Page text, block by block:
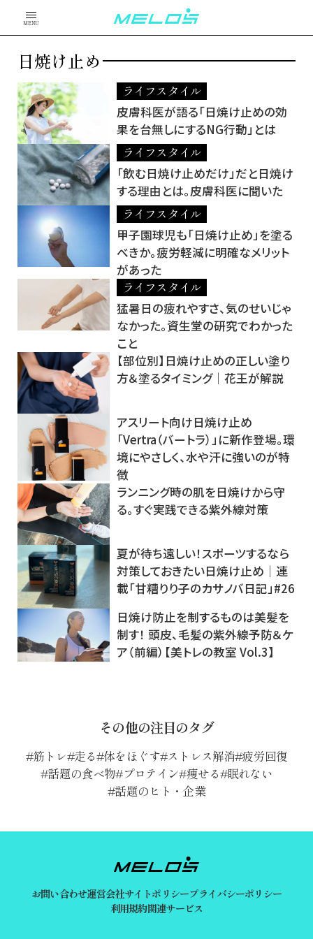
MENU
日焼け止め
ライフスタイル
皮膚科医が語る「日焼け止めの効
果を台無しにするNG行動」とは
ライフスタイル
「飲む日焼け止めだけ」だと日焼け
する理由とは。皮膚科医に聞いた
ライフスタイル
甲子園球児も「日焼け止め」を塗る
べきか。疲労軽減に明確なメリット
があった
ライフスタイル
猛暑日の疲れやすさ、気のせいじゃ
なかった。資生堂の研究でわかった
こと
【部位別】日焼け止めの正しい塗り
方＆塗るタイミング│花王が解説
アスリート向け日焼け止め
「Vertra（バートラ）」に新作登場。環
境にやさしく、水や汗に強いのが特
徴
ランニング時の肌を日焼けから守
る。すぐ実践できる紫外線対策
夏が待ち遠しい！スポーツするなら
対策しておきたい日焼け止め│連
載「甘糟りり子のカサノバ日記」#26
日焼け防止を制するものは美髪を
制す！ 頭皮、毛髪の紫外線予防＆ケ
ア（前編）【美トレの教室 Vol.3】
その他の注目のタグ
筋トレ 走る 体をほぐす ストレス解消 疲労回復
話題の食べ物 プロテイン 痩せる 眠れない
話題のヒト・企業
お問い合わせ運営会社サイトポリシープライバシーポリシー
利用規約関連サービス